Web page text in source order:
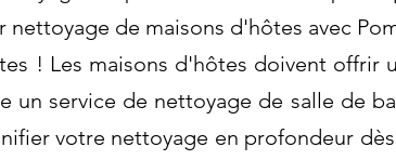
de maisons d'hôtes avec
! Les maisons d'hôtes doivent offrir
un service de nettoyage de salle de
votre nettoyage en profondeur